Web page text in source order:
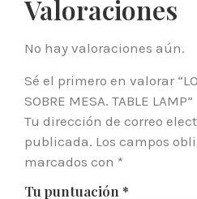
Valoraciones
No hay valoraciones aún.
Sé el primero en valorar
SOBRE MESA. TABLE LAMP”
Tu dirección de correo
publicada. Los campos
marcados con *
Tu puntuación *